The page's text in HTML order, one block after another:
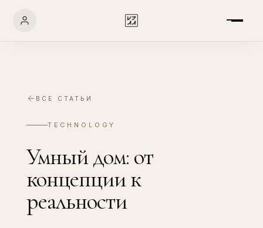
ВСЕ СТАТЬИ
TECHNOLOGY
Умный дом: от
концепции к
реальности